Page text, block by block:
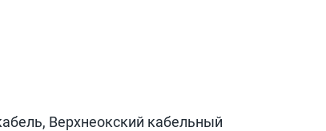
Верхнеокский кабельный